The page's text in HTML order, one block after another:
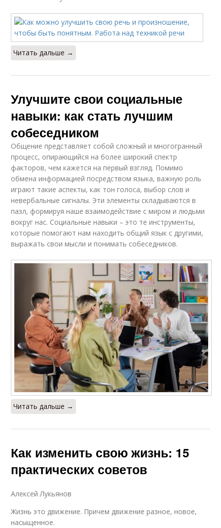
Читать дальше →
Улучшите свои социальные
навыки: как стать лучшим
собеседником
Общение представляет собой сложный и многогранный
процесс, опирающийся на более широкий спектр
факторов, чем кажется на первый взгляд. Помимо
обмена информацией посредством языка, важную роль
играют такие аспекты, как тон голоса, выбор слов и
невербальные сигналы. Эти элементы складываются в
пазл, формируя наше взаимодействие с миром и людьми
вокруг нас. Социальные навыки – это те инструменты,
которые помогают нам находить общий язык с другими,
выражать свои мысли и понимать собеседников.
Читать дальше →
Как изменить свою жизнь: 15
практических советов
Алексей Лукьянов
Жизнь это движение. Причем движение разное, новое,
насыщенное.